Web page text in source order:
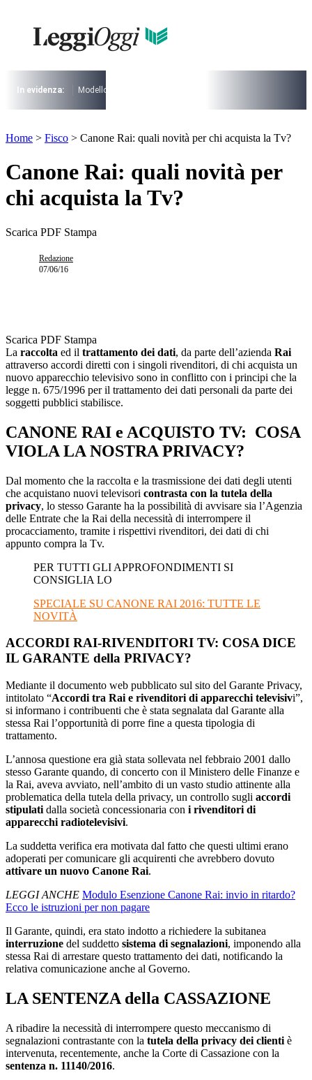
contenuto
I più cercati
Lorem ipsum dolor sit amet consectetur
In evidenza: Modello 730
I più cercati
Lorem ipsum dolor sit amet consectetur
Home > Fisco > Canone Rai: quali novità per chi acquista la Tv?
Canone Rai: quali novità per
chi acquista la Tv?
Scarica PDF Stampa
Redazione
07/06/16
Scarica PDF Stampa
La raccolta ed il trattamento dei dati, da parte dell’azienda Rai
attraverso accordi diretti con i singoli rivenditori, di chi acquista un
nuovo apparecchio televisivo sono in conflitto con i principi che la
legge n. 675/1996 per il trattamento dei dati personali da parte dei
soggetti pubblici stabilisce.
CANONE RAI e ACQUISTO TV: COSA
VIOLA LA NOSTRA PRIVACY?
Dal momento che la raccolta e la trasmissione dei dati degli utenti
che acquistano nuovi televisori contrasta con la tutela della
privacy, lo stesso Garante ha la possibilità di avvisare sia l’Agenzia
delle Entrate che la Rai della necessità di interrompere il
procacciamento, tramite i rispettivi rivenditori, dei dati di chi
appunto compra la Tv.
PER TUTTI GLI APPROFONDIMENTI SI
CONSIGLIA LO
SPECIALE SU CANONE RAI 2016: TUTTE LE
NOVITÀ
ACCORDI RAI-RIVENDITORI TV: COSA DICE
IL GARANTE della PRIVACY?
Mediante il documento web pubblicato sul sito del Garante Privacy,
intitolato “Accordi tra Rai e rivenditori di apparecchi televisivi”,
si informano i contribuenti che è stata segnalata dal Garante alla
stessa Rai l’opportunità di porre fine a questa tipologia di
trattamento.
L’annosa questione era già stata sollevata nel febbraio 2001 dallo
stesso Garante quando, di concerto con il Ministero delle Finanze e
la Rai, aveva avviato, nell’ambito di un vasto studio attinente alla
problematica della tutela della privacy, un controllo sugli accordi
stipulati dalla società concessionaria con i rivenditori di
apparecchi radiotelevisivi.
La suddetta verifica era motivata dal fatto che questi ultimi erano
adoperati per comunicare gli acquirenti che avrebbero dovuto
attivare un nuovo Canone Rai.
LEGGI ANCHE Modulo Esenzione Canone Rai: invio in ritardo?
Ecco le istruzioni per non pagare
Il Garante, quindi, era stato indotto a richiedere la subitanea
interruzione del suddetto sistema di segnalazioni, imponendo alla
stessa Rai di arrestare questo trattamento dei dati, notificando la
relativa comunicazione anche al Governo.
LA SENTENZA della CASSAZIONE
A ribadire la necessità di interrompere questo meccanismo di
segnalazioni contrastante con la tutela della privacy dei clienti è
intervenuta, recentemente, anche la Corte di Cassazione con la
sentenza n. 11140/2016.